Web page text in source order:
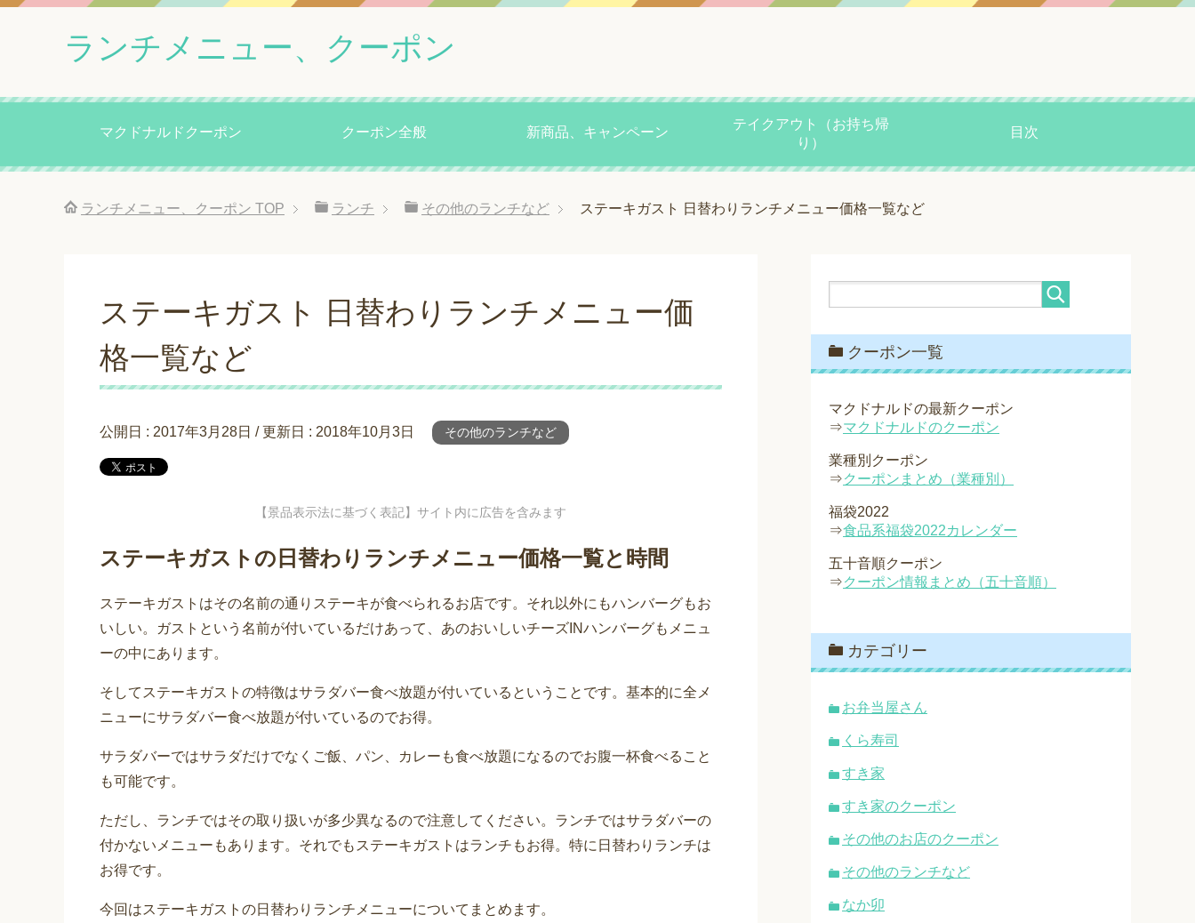
ランチメニュー、クーポン
マクドナルドクーポン クーポン全般 新商品、キャンペーン
テイクアウト（お持ち帰
り）
目次
ランチメニュー、クーポン TOP ランチ その他のランチなど ステーキガスト 日替わりランチメニュー価格一覧など
ステーキガスト 日替わりランチメニュー価
格一覧など
公開日 : 2017年3月28日 / 更新日 : 2018年10月3日 その他のランチなど
【景品表示法に基づく表記】サイト内に広告を含みます
ステーキガストの日替わりランチメニュー価格一覧と時間
ステーキガストはその名前の通りステーキが食べられるお店です。それ以外にもハンバーグもお
いしい。ガストという名前が付いているだけあって、あのおいしいチーズINハンバーグもメニュ
ーの中にあります。
そしてステーキガストの特徴はサラダバー食べ放題が付いているということです。基本的に全メ
ニューにサラダバー食べ放題が付いているのでお得。
サラダバーではサラダだけでなくご飯、パン、カレーも食べ放題になるのでお腹一杯食べること
も可能です。
ただし、ランチではその取り扱いが多少異なるので注意してください。ランチではサラダバーの
付かないメニューもあります。それでもステーキガストはランチもお得。特に日替わりランチは
お得です。
今回はステーキガストの日替わりランチメニューについてまとめます。
クーポン一覧
マクドナルドの最新クーポン
⇒マクドナルドのクーポン
業種別クーポン
⇒クーポンまとめ（業種別）
福袋2022
⇒食品系福袋2022カレンダー
五十音順クーポン
⇒クーポン情報まとめ（五十音順）
カテゴリー
お弁当屋さん
くら寿司
すき家
すき家のクーポン
その他のお店のクーポン
その他のランチなど
なか卯